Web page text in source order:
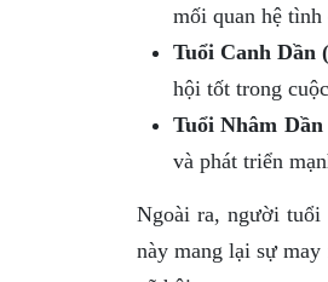
mối quan hệ
Tuổi Canh Dần
hội tốt trong
Tuổi Nhâm Dần
và phát triển
Ngoài ra, người tuổi
này mang lại sự